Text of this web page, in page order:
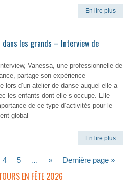
En lire plus
les grands – Interview de
Vanessa, une professionnelle de
partage son expérience
lors d’un atelier de danse auquel elle a
les enfants dont elle s’occupe. Elle
de ce type d’activités pour le
global
En lire plus
4 5 … » Dernière page »
EN FÊTE 2026